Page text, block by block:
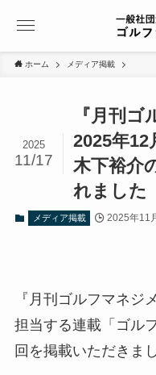
ホーム メディア掲載
『月刊ゴ
2025年12
木下裕介
れました
2025
11/17
メディア掲載 2025年11
『月刊ゴルフマネジ
担当する連載「ゴル
回を掲載いただきまし